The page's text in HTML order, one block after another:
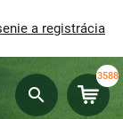
a registrácia
3588